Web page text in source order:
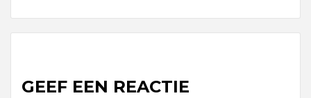
GEEF EEN REACTIE